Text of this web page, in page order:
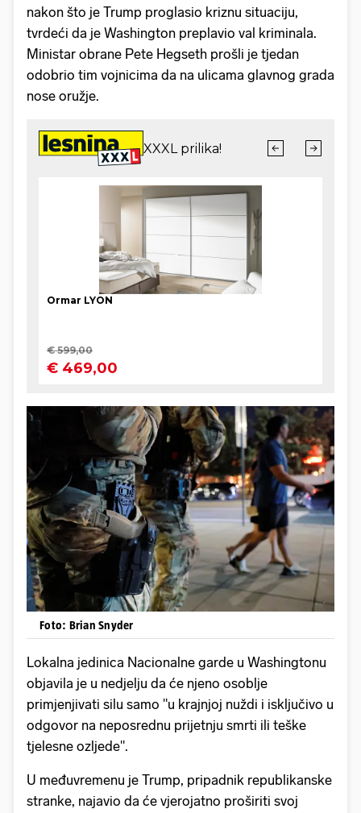
nakon što je Trump proglasio kriznu situaciju,
tvrdeći da je Washington preplavio val kriminala.
Ministar obrane Pete Hegseth prošli je tjedan
odobrio tim vojnicima da na ulicama glavnog grada
nose oružje.
Foto: Brian Snyder
Lokalna jedinica Nacionalne garde u Washingtonu
objavila je u nedjelju da će njeno osoblje
primjenjivati silu samo "u krajnjoj nuždi i isključivo u
odgovor na neposrednu prijetnju smrti ili teške
tjelesne ozljede".
U međuvremenu je Trump, pripadnik republikanske
stranke, najavio da će vjerojatno proširiti svoj